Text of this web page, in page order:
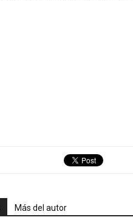
Más del autor